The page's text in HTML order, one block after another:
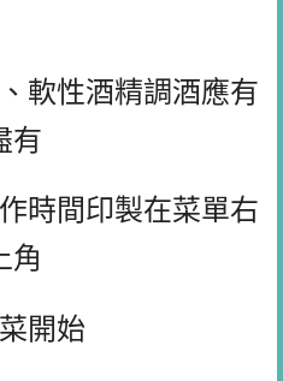
軟性酒精調酒應有
有
時間印製在菜單右
角
開始